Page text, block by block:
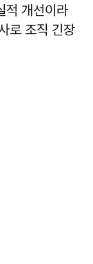
적 개선이라
로 조직 긴장